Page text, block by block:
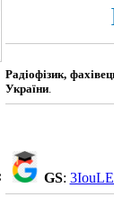
Радіофізик,
України.
GS: